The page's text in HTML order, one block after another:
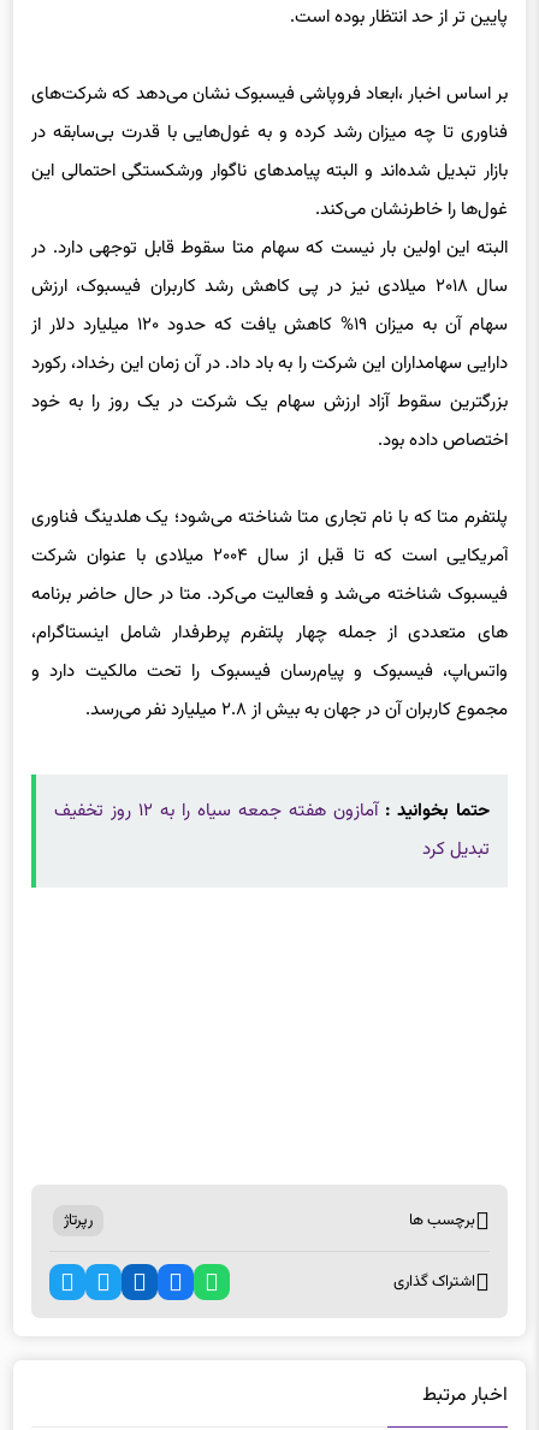
فناوری تا چه میزان رشد کرده و به غول‌هایی با قدرت بی‌سابقه در
بازار تبدیل شده‌اند و البته پیامدهای ناگوار ورشکستگی احتمالی این
غول‌ها را خاطرنشان می‌کند.
البته این اولین بار نیست که سهام متا سقوط قابل توجهی دارد. در
سال ۲۰۱۸ میلادی نیز در پی کاهش رشد کاربران فیسبوک، ارزش
سهام آن به میزان ۱۹% کاهش یافت که حدود ۱۲۰ میلیارد دلار از
دارایی سهامداران این شرکت را به باد داد. در آن زمان این رخداد، رکورد
بزرگترین سقوط آزاد ارزش سهام یک شرکت در یک روز را به خود
اختصاص داده بود.
آمریکایی است که تا قبل از سال ۲۰۰۴ میلادی با عنوان شرکت
فیسبوک شناخته می‌شد و فعالیت می‌کرد. متا در حال حاضر برنامه
های متعددی از جمله چهار پلتفرم پرطرفدار شامل اینستاگرام،
واتس‌اپ، فیسبوک و پیام‌رسان فیسبوک را تحت مالکیت دارد و
مجموع کاربران آن در جهان به بیش از ۲.۸ میلیارد نفر می‌رسد.
تبدیل کرد